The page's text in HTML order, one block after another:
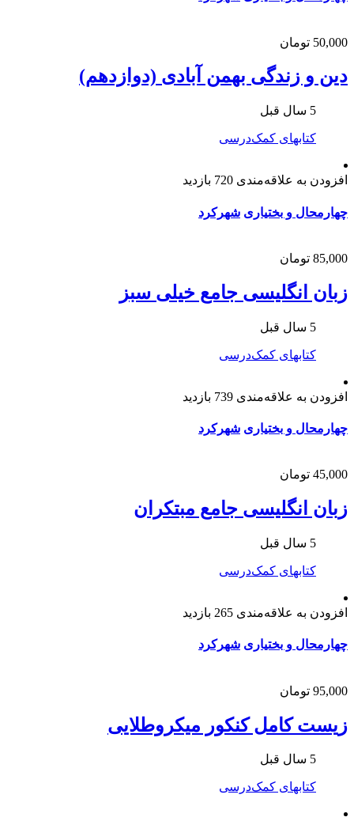
50,000 تومان
دین و زندگی بهمن آبادی (دوازدهم)
5 سال قبل
کتابهای کمک‌درسی
افزودن به علاقه‌مندی 720 بازدید
چهارمحال و بختیاری شهرکرد
85,000 تومان
زبان انگلیسی جامع خیلی سبز
5 سال قبل
کتابهای کمک‌درسی
افزودن به علاقه‌مندی 739 بازدید
چهارمحال و بختیاری شهرکرد
45,000 تومان
زبان انگلیسی جامع مبتکران
5 سال قبل
کتابهای کمک‌درسی
افزودن به علاقه‌مندی 265 بازدید
چهارمحال و بختیاری شهرکرد
95,000 تومان
زیست کامل کنکور میکروطلایی
5 سال قبل
کتابهای کمک‌درسی